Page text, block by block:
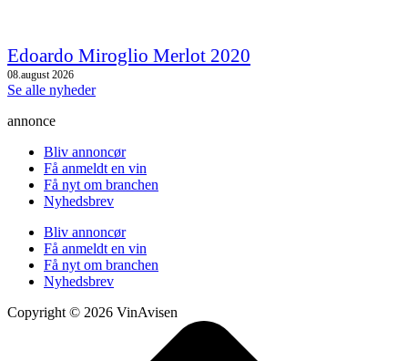
Edoardo Miroglio Merlot 2020
08.august 2026
Se alle nyheder
annonce
Bliv annoncør
Få anmeldt en vin
Få nyt om branchen
Nyhedsbrev
Bliv annoncør
Få anmeldt en vin
Få nyt om branchen
Nyhedsbrev
Copyright © 2026 VinAvisen